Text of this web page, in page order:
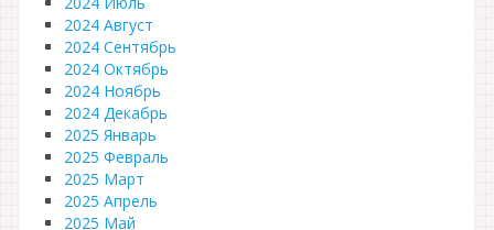
2024 Август
2024 Сентябрь
2024 Октябрь
2024 Ноябрь
2024 Декабрь
2025 Январь
2025 Февраль
2025 Март
2025 Апрель
2025 Май